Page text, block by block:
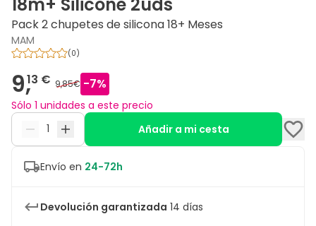
Pack 2 chupetes de silicona 18+ Meses
MAM
(0)
9,13 € 9,85€ -7%
Sólo 1 unidades a este precio
Añadir a mi cesta
Envío en 24-72h
Devolución garantizada 14 días